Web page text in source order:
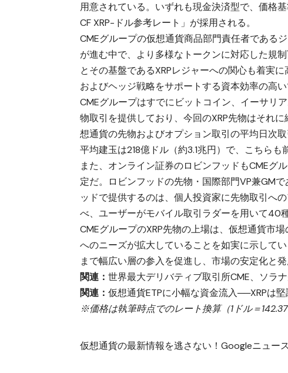
用意されている。いずれも現金決済型で、価格
CF XRP-ドル参考レート」が採用される。
CMEグループの仮想通貨商品部門責任者である
が進む中で、より多様なトークンに対応した規
とその基盤であるXRPレジャーへの関心も着実
およびヘッジ戦略をサポートする資本効率の高
CMEグループはすでにビットコイン、イーサリ
物取引を提供しており、今回のXRP先物はそれ
想通貨の先物およびオプション取引の平均日次取
平均建玉は218億ドル（約3.1兆円）で、こちらも
また、オンライン証券のロビンフッドもCMEグ
定だ。ロビンフッドの先物・国際部門VP兼GM
ッドで提供するのは、個人投資家に先物取引へ
べ、ユーザーがモバイル取引ラダーを用いて40
CMEグループのXRP先物の上場は、仮想通貨市
へのニーズが拡大していることを如実に示して
まで幅広い層の参入を促進し、市場の安定化と発
関連：世界最大デリバティブ取引所CME、ソラ
関連：仮想通貨ETPに小幅な資金流入──XRPは
※価格は執筆時点でのレート換算（1ドル＝142.37
仮想通貨の最新情報を逃さない！Googleニュー